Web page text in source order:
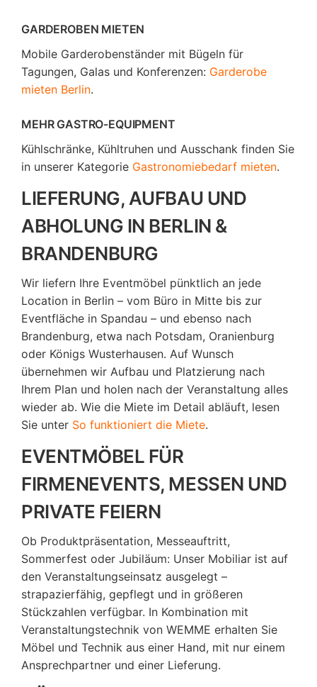
GARDEROBEN MIETEN
Mobile Garderobenständer mit Bügeln für
Tagungen, Galas und Konferenzen: Garderobe
mieten Berlin.
MEHR GASTRO-EQUIPMENT
Kühlschränke, Kühltruhen und Ausschank finden Sie
in unserer Kategorie Gastronomiebedarf mieten.
LIEFERUNG, AUFBAU UND
ABHOLUNG IN BERLIN &
BRANDENBURG
Wir liefern Ihre Eventmöbel pünktlich an jede
Location in Berlin – vom Büro in Mitte bis zur
Eventfläche in Spandau – und ebenso nach
Brandenburg, etwa nach Potsdam, Oranienburg
oder Königs Wusterhausen. Auf Wunsch
übernehmen wir Aufbau und Platzierung nach
Ihrem Plan und holen nach der Veranstaltung alles
wieder ab. Wie die Miete im Detail abläuft, lesen
Sie unter So funktioniert die Miete.
EVENTMÖBEL FÜR
FIRMENEVENTS, MESSEN UND
PRIVATE FEIERN
Ob Produktpräsentation, Messeauftritt,
Sommerfest oder Jubiläum: Unser Mobiliar ist auf
den Veranstaltungseinsatz ausgelegt –
strapazierfähig, gepflegt und in größeren
Stückzahlen verfügbar. In Kombination mit
Veranstaltungstechnik von WEMME erhalten Sie
Möbel und Technik aus einer Hand, mit nur einem
Ansprechpartner und einer Lieferung.